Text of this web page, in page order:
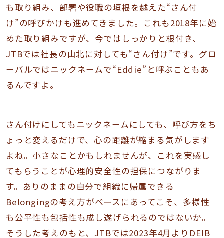
も取り組み、部署や役職の垣根を越えた“さん付
け”の呼びかけも進めてきました。これも2018年に始
めた取り組みですが、今ではしっかりと根付き、
JTBでは社長の山北に対しても“さん付け”です。グロ
ーバルではニックネームで“Eddie”と呼ぶこともあ
るんですよ。
さん付けにしてもニックネームにしても、呼び方をち
ょっと変えるだけで、心の距離が縮まる気がします
よね。小さなことかもしれませんが、これを実感し
てもらうことが心理的安全性の担保につながりま
す。ありのままの自分で組織に帰属できる
Belongingの考え方がベースにあってこそ、多様性
も公平性も包括性も成し遂げられるのではないか。
そうした考えのもと、JTBでは2023年4月よりDEIB